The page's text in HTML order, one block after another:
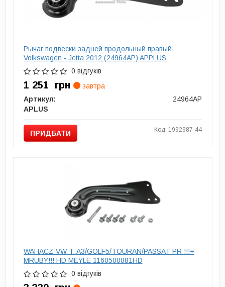
Рычаг подвески задней продольный правый
Volkswagen - Jetta 2012 (24964AP) APPLUS
0 відгуків
1 251 грн
завтра
Артикул:
24964AP
APLUS
ПРИДБАТИ Код: 1992987-44
WAHACZ VW T. A3/GOLF5/TOURAN/PASSAT PR !!!+
МRUBY!!! HD MEYLE 1160500081HD
0 відгуків